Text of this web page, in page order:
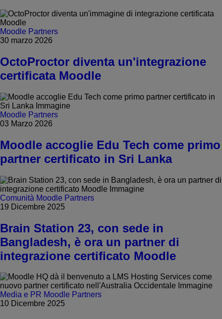
Moodle Partners
30 marzo 2026
OctoProctor diventa un'integrazione
certificata Moodle
Moodle Partners
03 Marzo 2026
Moodle accoglie Edu Tech come primo
partner certificato in Sri Lanka
Comunità Moodle Partners
19 Dicembre 2025
Brain Station 23, con sede in
Bangladesh, è ora un partner di
integrazione certificato Moodle
Media e PR Moodle Partners
10 Dicembre 2025